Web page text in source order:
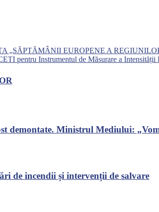
„SĂPTĂMÂNII EUROPENE A
pentru Instrumentul de Măsurare a
demontate. Ministrul Mediului:
de incendii și intervenții de salvare